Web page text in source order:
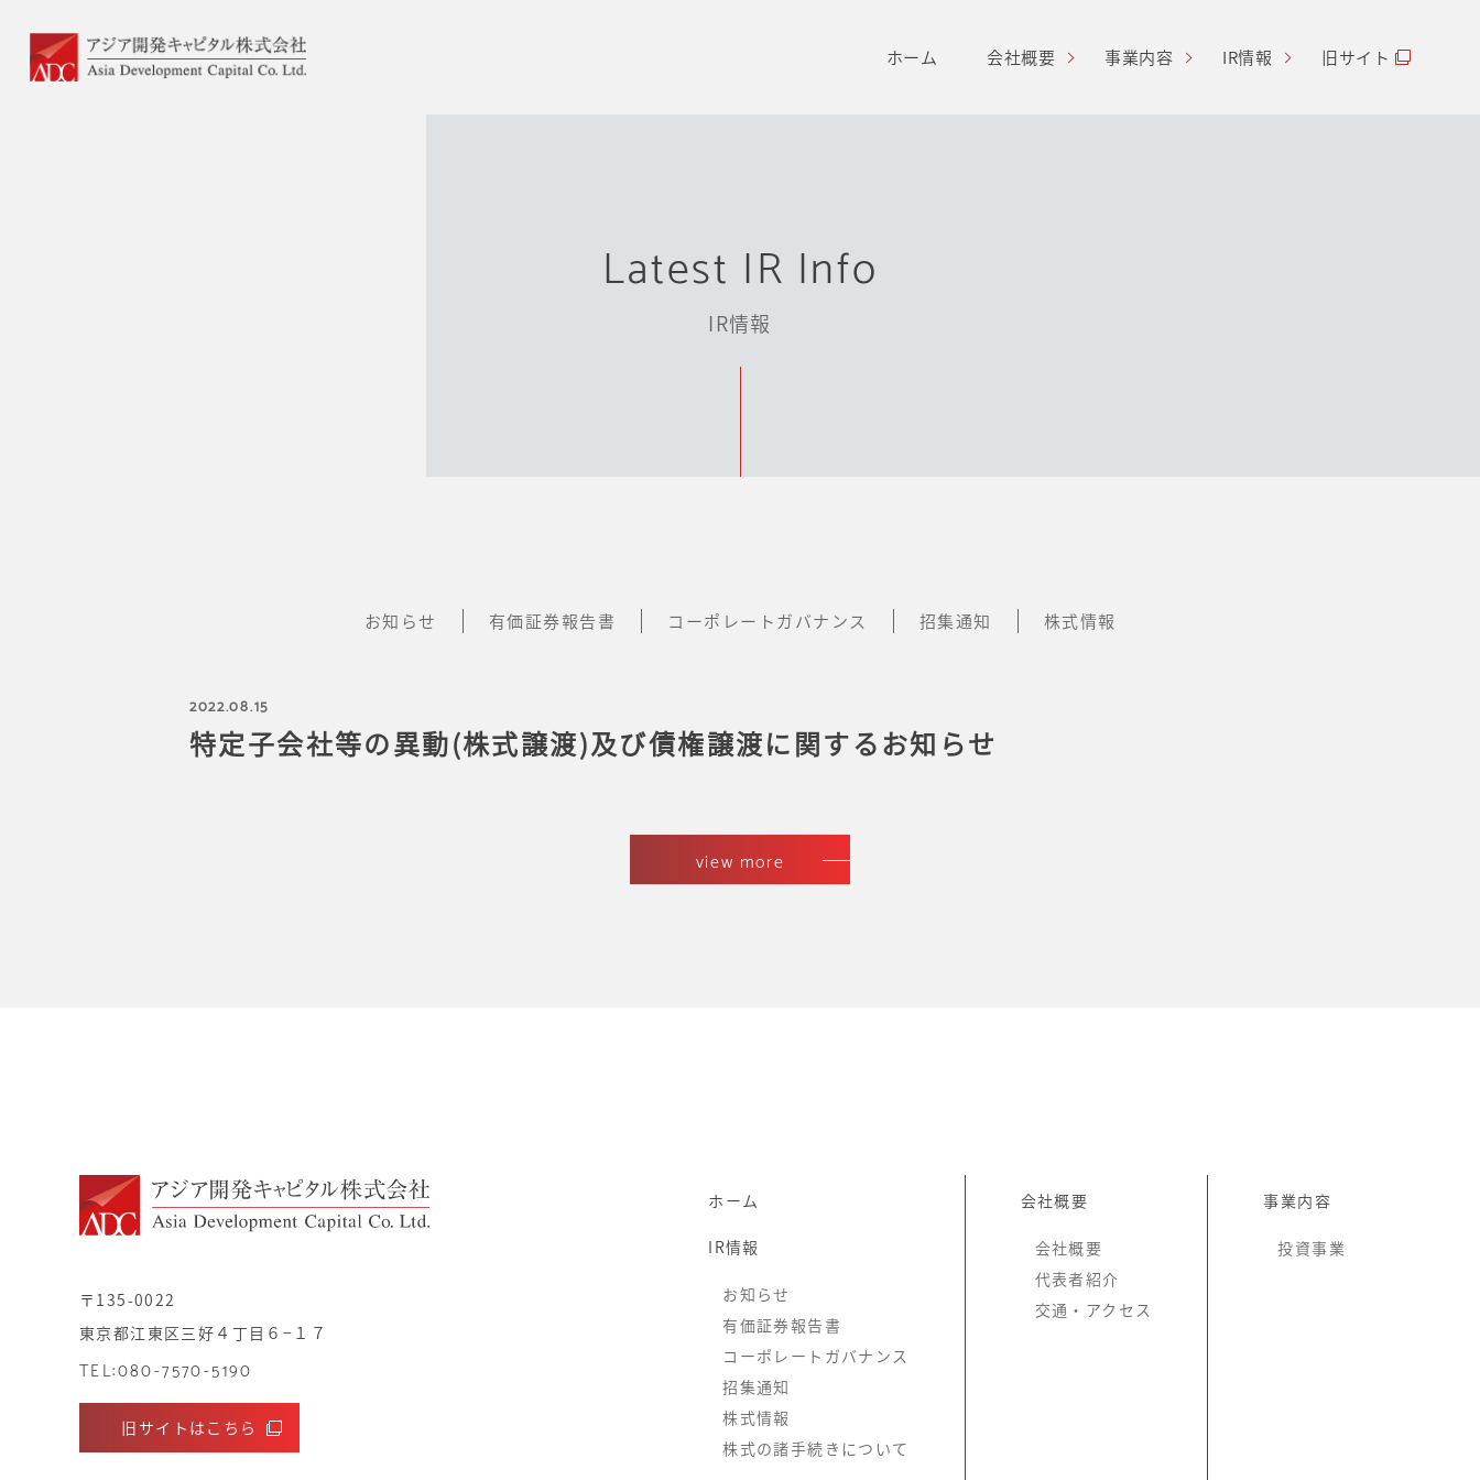
ホーム 会社概要 事業内容 IR情報 旧サイト
Latest IR Info
IR情報
お知らせ 有価証券報告書 コーポレートガバナンス 招集通知 株式情報
2022.08.15
特定子会社等の異動(株式譲渡)及び債権譲渡に関するお知らせ
view more
〒135-0022
東京都江東区三好４丁目６−１７
TEL:080-7570-5190
旧サイトはこちら
ホーム
IR情報
お知らせ
有価証券報告書
コーポレートガバナンス
招集通知
株式情報
株式の諸手続きについて
会社概要
会社概要
代表者紹介
交通・アクセス
事業内容
投資事業